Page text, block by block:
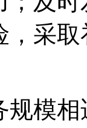
，采
规模